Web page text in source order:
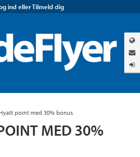
ind eller Tilmeld dig
point med 30% bonus
MED 30%